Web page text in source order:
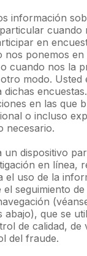
información
cuando
en
nos ponemos
cuando nos la
modo. Usted
dichas
en las que
o incluso
necesario.
un dispositivo
en línea,
el uso de la
seguimiento
abajo), que se
de calidad, de
del fraude.